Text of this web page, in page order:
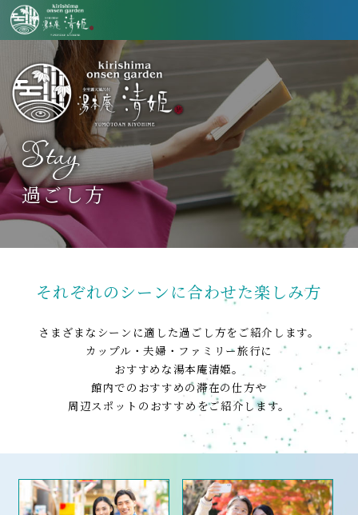
Stay
過ごし方
それぞれのシーンに合わせた楽しみ方
さまざまなシーンに適した過ごし方をご紹介します。
カップル・夫婦・ファミリー旅行に
おすすめな湯本庵清姫。
館内でのおすすめの滞在の仕方や
周辺スポットのおすすめをご紹介します。